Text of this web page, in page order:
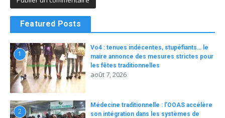
Featured Posts
1
Vo4 : tenues indécentes, stupéfiants… le
maire annonce des mesures strictes pour
les fêtes traditionnelles
août 7, 2026
2
Médecine traditionnelle : l’OOAS accélère
son intégration dans les systèmes de